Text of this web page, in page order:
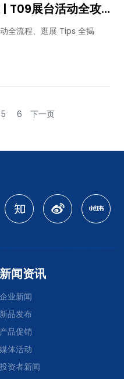
T09展台活动全攻
上线！
全流程、逛展 Tips 全揭
5 6 下一页
新闻资讯
企业新闻
新品发布
产品促销
媒体活动
投资者新闻